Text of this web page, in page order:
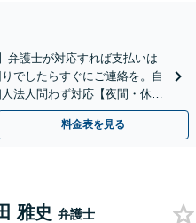
弁護士が対応すれば支払いは
でしたらすぐにご連絡を。自
法人問わず対応【夜間・休日
料金表を見る
雅史 弁護士